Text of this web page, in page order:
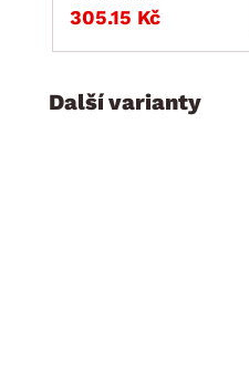
305.15 Kč
Další varianty